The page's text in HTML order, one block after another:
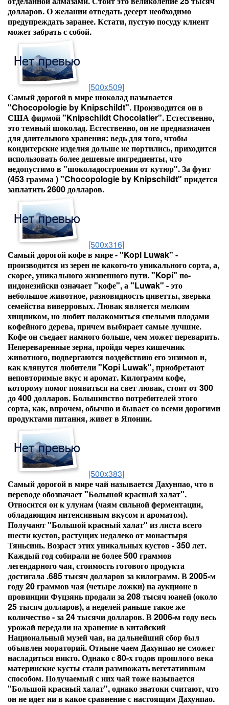
долларов. О желании отведать десерт необходимо
предупреждать заранее. Кстати, пустую посуду клиент
может забрать с собой.
[500x509]
Самый дорогой в мире шоколад называется
"Chocopologie by Knipschildt". Производится он в
США фирмой "Knipschildt Chocolatier". Естественно,
это темный шоколад. Естественно, он не предназначен
для длительного хранения: ведь для того, чтобы
кондитерские изделия дольше не портились, приходится
использовать более дешевые ингредиенты, что
недопустимо в "шоколадостроении от кутюр". За фунт
(453 грамма ) "Chocopologie by Knipschildt" придется
заплатить 2600 долларов.
[500x316]
Самый дорогой кофе в мире - "Kopi Luwak" -
производится из зерен не какого-то уникального сорта, а,
скорее, уникального жизненного пути. "Kopi" по-
индонезийски означает "кофе", а "Luwak" - это
небольшое животное, разновидность циветты, зверька
семейства виверровых. Лювак является мелким
хищником, но любит полакомиться спелыми плодами
кофейного дерева, причем выбирает самые лучшие.
Кофе он съедает намного больше, чем может переварить.
Непереваренные зерна, пройдя через кишечник
животного, подвергаются воздействию его энзимов и,
как клянутся любители "Kopi Luwak", приобретают
неповторимые вкус и аромат. Килограмм кофе,
которому помог появиться на свет лювак, стоит от 300
до 400 долларов. Большинство потребителей этого
сорта, как, впрочем, обычно и бывает со всеми дорогими
продуктами питания, живет в Японии.
[500x383]
Самый дорогой в мире чай называется Дахунпао, что в
переводе обозначает "Большой красный халат".
Относится он к улунам (чаям сильной ферментации,
обладающим интенсивным вкусом и ароматом).
Получают "Большой красный халат" из листа всего
шести кустов, растущих недалеко от монастыря
Тяньсинь. Возраст этих уникальных кустов - 350 лет.
Каждый год собирали не более 500 граммов
легендарного чая, стоимость готового продукта
достигала .685 тысяч долларов за килограмм. В 2005-м
году 20 граммов чая (четыре ложки) на аукционе в
провинции Фуцзянь продали за 208 тысяч юаней (около
25 тысяч долларов), а неделей раньше такое же
количество - за 24 тысячи долларов. В 2006-м году весь
урожай передали на хранение в китайский
Национальный музей чая, на дальнейший сбор был
объявлен мораторий. Отныне чаем Дахунпао не сможет
насладиться никто. Однако с 80-х годов прошлого века
материнские кусты стали размножать вегетативным
способом. Получаемый с них чай тоже называется
"Большой красный халат", однако знатоки считают, что
он не идет ни в какое сравнение с настоящим Дахунпао.